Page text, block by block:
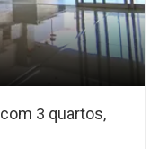
3 quartos,